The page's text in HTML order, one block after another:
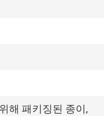
해 패키징된 종이,